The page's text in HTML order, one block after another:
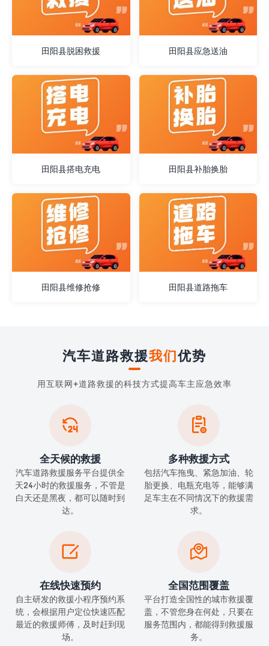
田阳县脱困救援 田阳县应急送油
田阳县搭电充电 田阳县补胎换胎
田阳县维修抢修 田阳县道路拖车
汽车道路救援我们优势
用互联网+道路救援的科技方式提高车主应急效率

全天候的救援
汽车道路救援服务平台提供全
天24小时的救援服务，不管是
白天还是黑夜，都可以随时到
达。

多种救援方式
包括汽车拖曳、紧急加油、轮
胎更换、电瓶充电等，能够满
足车主在不同情况下的救援需
求。

在线快速预约
自主研发的救援小程序预约系
统，会根据用户定位快速匹配
最近的救援师傅，及时赶到现
场。

全国范围覆盖
平台打造全国性的城市救援覆
盖，不管您身在何处，只要在
服务范围内，都能得到救援服
务。